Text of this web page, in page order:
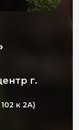
г.
к 2А)